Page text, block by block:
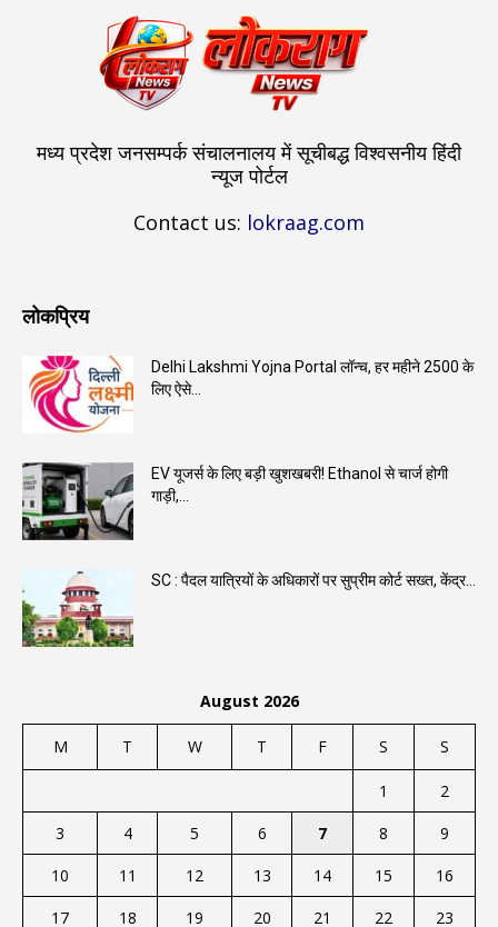
मध्य प्रदेश जनसम्पर्क संचालनालय में सूचीबद्ध विश्वसनीय हिंदी
न्यूज पोर्टल
Contact us: lokraag.com
लोकप्रिय
Delhi Lakshmi Yojna Portal लॉन्च, हर महीने ₹2500 के
लिए ऐसे...
EV यूजर्स के लिए बड़ी खुशखबरी! Ethanol से चार्ज होगी
गाड़ी,...
SC : पैदल यात्रियों के अधिकारों पर सुप्रीम कोर्ट सख्त, केंद्र...
August 2026
M T W T F S S
1
2
3
4 5 6 7 8
9
10
11 12 13 14 15
16
17
18 19 20 21 22 23